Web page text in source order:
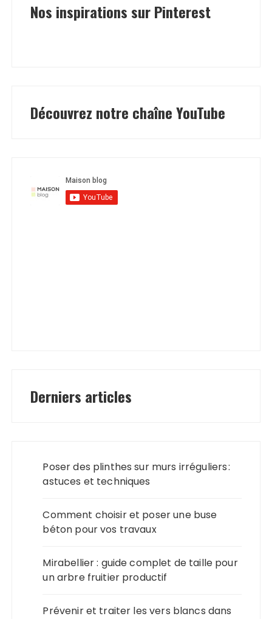
Nos inspirations sur Pinterest
Découvrez notre chaîne YouTube
Derniers articles
Poser des plinthes sur murs irréguliers :
astuces et techniques
Comment choisir et poser une buse
béton pour vos travaux
Mirabellier : guide complet de taille pour
un arbre fruitier productif
Prévenir et traiter les vers blancs dans